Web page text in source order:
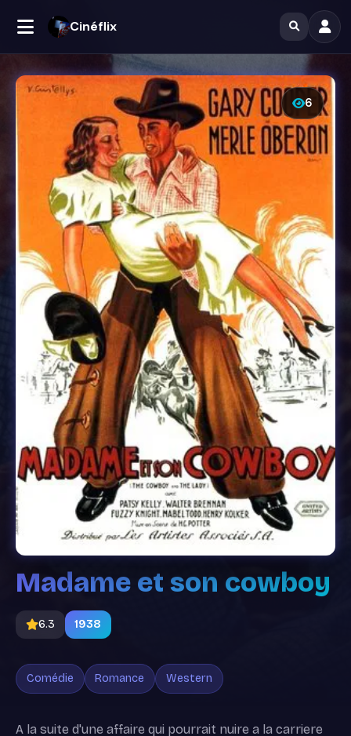
Cinéflix
6
Madame et son cowboy
6.3 1938
Comédie Romance Western
A la suite d'une affaire qui pourrait nuire a la carriere